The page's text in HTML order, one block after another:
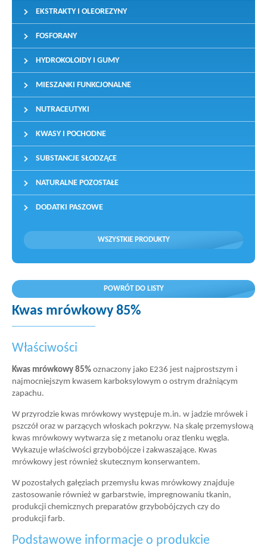
EKSTRAKTY I OLEOREZYNY
FOSFORANY
HYDROKOLOIDY I GUMY
MIESZANKI FUNKCJONALNE
NUTRACEUTYKI
KWASY I POCHODNE
SUBSTANCJE SŁODZĄCE
NATURALNE POZOSTAŁE
DODATKI PASZOWE
WSZYSTKIE PRODUKTY
POWRÓT DO LISTY
Kwas mrówkowy 85%
Właściwości
Kwas mrówkowy 85% oznaczony jako E236 jest najprostszym i
najmocniejszym kwasem karboksylowym o ostrym drażniącym
zapachu.
W przyrodzie kwas mrówkowy występuje m.in. w jadzie mrówek i
pszczół oraz w parzących włoskach pokrzyw. Na skalę przemysłową
kwas mrówkowy wytwarza się z metanolu oraz tlenku węgla.
Wykazuje właściwości grzybobójcze i zakwaszające. Kwas
mrówkowy jest również skutecznym konserwantem.
W pozostałych gałęziach przemysłu kwas mrówkowy znajduje
zastosowanie również w garbarstwie, impregnowaniu tkanin,
produkcji chemicznych preparatów grzybobójczych czy do
produkcji farb.
Podstawowe informacje o produkcie